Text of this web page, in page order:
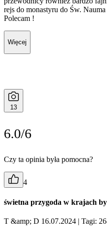
rejs do monastyru do Św.
Polecam !
Więcej
13
6.0/6
Czy ta opinia była pomocna?
4
świetna przygoda w krajach
T &amp; D 16.07.2024 | Tagi: